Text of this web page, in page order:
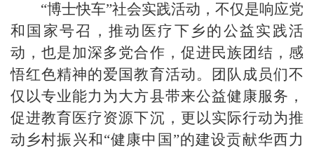
“博士快车”社会实践活动，不仅是响应党
和国家号召，推动医疗下乡的公益实践活
动，也是加深多党合作，促进民族团结，感
悟红色精神的爱国教育活动。团队成员们不
仅以专业能力为大方县带来公益健康服务 ，
促进教育医疗资源下沉， 更 以实际行动为推
动乡村振兴和“健康中国 ”的建设贡献华西力